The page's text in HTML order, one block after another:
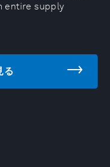
entire supply
る